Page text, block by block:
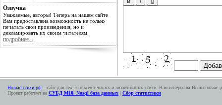
Озвучка
Уважаемые, авторы! Теперь на нашем сайте
Вам предоставлена возможность не только
печатать свои произведения, но и
декламировать их своим читателям.
подробнее...
Новые-стихи.рф - сайт для тех, кто хочет читать и любит писать стихи. Нам интересны Ваши новые
Проект работает на СУБД М10. Nosql база данных | Сбор статистики